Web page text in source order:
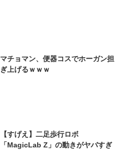
マチョマン、便器コスでホーガン担
ぎ上げるｗｗｗ
【すげえ】二足歩行ロボ
「MagicLab Z」の動きがヤバすぎ